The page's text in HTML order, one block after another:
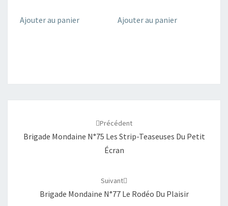
Ajouter au panier Ajouter au panier
Précédent
Brigade Mondaine N°75 Les Strip-Teaseuses Du Petit
Écran
Suivant
Brigade Mondaine N°77 Le Rodéo Du Plaisir